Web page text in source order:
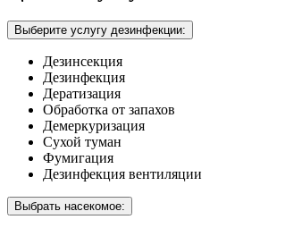
Выберите услугу дезинфекции:
Дезинсекция
Дезинфекция
Дератизация
Обработка от запахов
Демеркуризация
Сухой туман
Фумигация
Дезинфекция вентиляции
Выбрать насекомое: